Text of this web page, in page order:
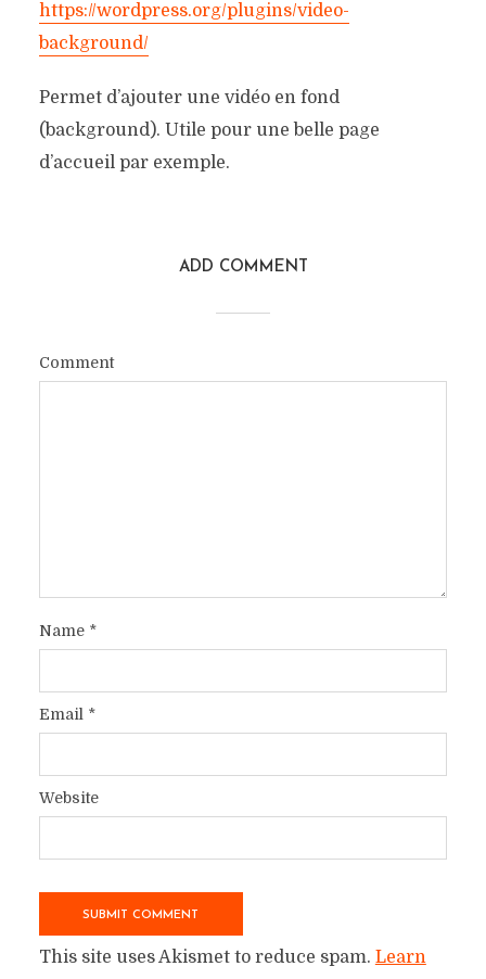
https://wordpress.org/plugins/video-
background/
Permet d’ajouter une vidéo en fond
(background). Utile pour une belle page
d’accueil par exemple.
ADD COMMENT
Comment
Name *
Email *
Website
This site uses Akismet to reduce spam. Learn